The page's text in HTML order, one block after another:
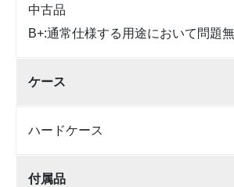
中古品
B+:通常仕様する用途において問題
ケース
ハードケース
付属品